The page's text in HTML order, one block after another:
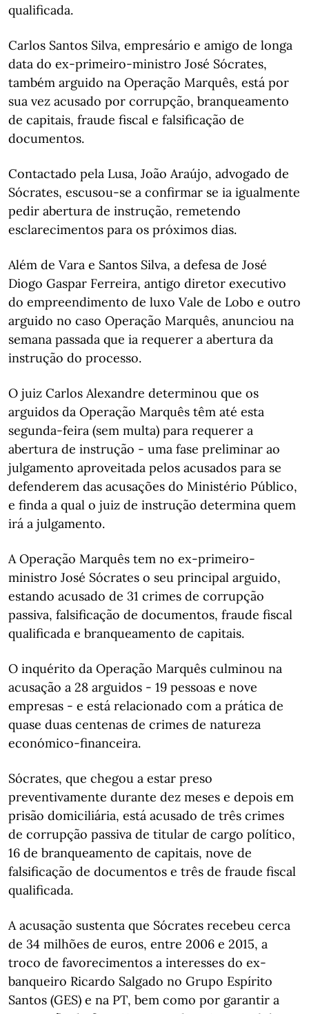
qualificada.
Carlos Santos Silva, empresário e amigo de longa
data do ex-primeiro-ministro José Sócrates,
também arguido na Operação Marquês, está por
sua vez acusado por corrupção, branqueamento
de capitais, fraude fiscal e falsificação de
documentos.
Contactado pela Lusa, João Araújo, advogado de
Sócrates, escusou-se a confirmar se ia igualmente
pedir abertura de instrução, remetendo
esclarecimentos para os próximos dias.
Além de Vara e Santos Silva, a defesa de José
Diogo Gaspar Ferreira, antigo diretor executivo
do empreendimento de luxo Vale de Lobo e outro
arguido no caso Operação Marquês, anunciou na
semana passada que ia requerer a abertura da
instrução do processo.
O juiz Carlos Alexandre determinou que os
arguidos da Operação Marquês têm até esta
segunda-feira (sem multa) para requerer a
abertura de instrução - uma fase preliminar ao
julgamento aproveitada pelos acusados para se
defenderem das acusações do Ministério Público,
e finda a qual o juiz de instrução determina quem
irá a julgamento.
A Operação Marquês tem no ex-primeiro-
ministro José Sócrates o seu principal arguido,
estando acusado de 31 crimes de corrupção
passiva, falsificação de documentos, fraude fiscal
qualificada e branqueamento de capitais.
O inquérito da Operação Marquês culminou na
acusação a 28 arguidos - 19 pessoas e nove
empresas - e está relacionado com a prática de
quase duas centenas de crimes de natureza
económico-financeira.
Sócrates, que chegou a estar preso
preventivamente durante dez meses e depois em
prisão domiciliária, está acusado de três crimes
de corrupção passiva de titular de cargo político,
16 de branqueamento de capitais, nove de
falsificação de documentos e três de fraude fiscal
qualificada.
A acusação sustenta que Sócrates recebeu cerca
de 34 milhões de euros, entre 2006 e 2015, a
troco de favorecimentos a interesses do ex-
banqueiro Ricardo Salgado no Grupo Espírito
Santos (GES) e na PT, bem como por garantir a